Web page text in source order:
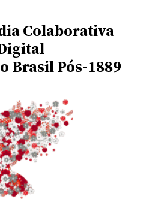
Colaborativa
Brasil Pós-1889